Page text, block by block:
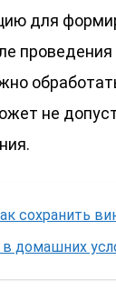
для
проведения
не
сохранить
домашних